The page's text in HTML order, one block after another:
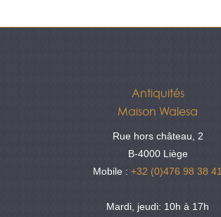
Antiquités
Maison Walesa
Rue hors château, 2
B-4000 Liège
Mobile : +32 (0)476 98 38 41
Mardi, jeudi: 10h à 17h